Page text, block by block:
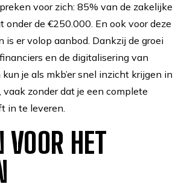
voor zich: 85% van de zakelijke
onder de €250.000. En ook voor deze
is er volop aanbod. Dankzij de groei
en de digitalisering van
je als mkb’er snel inzicht krijgen in
vaak zonder dat je een complete
in te leveren.
HET